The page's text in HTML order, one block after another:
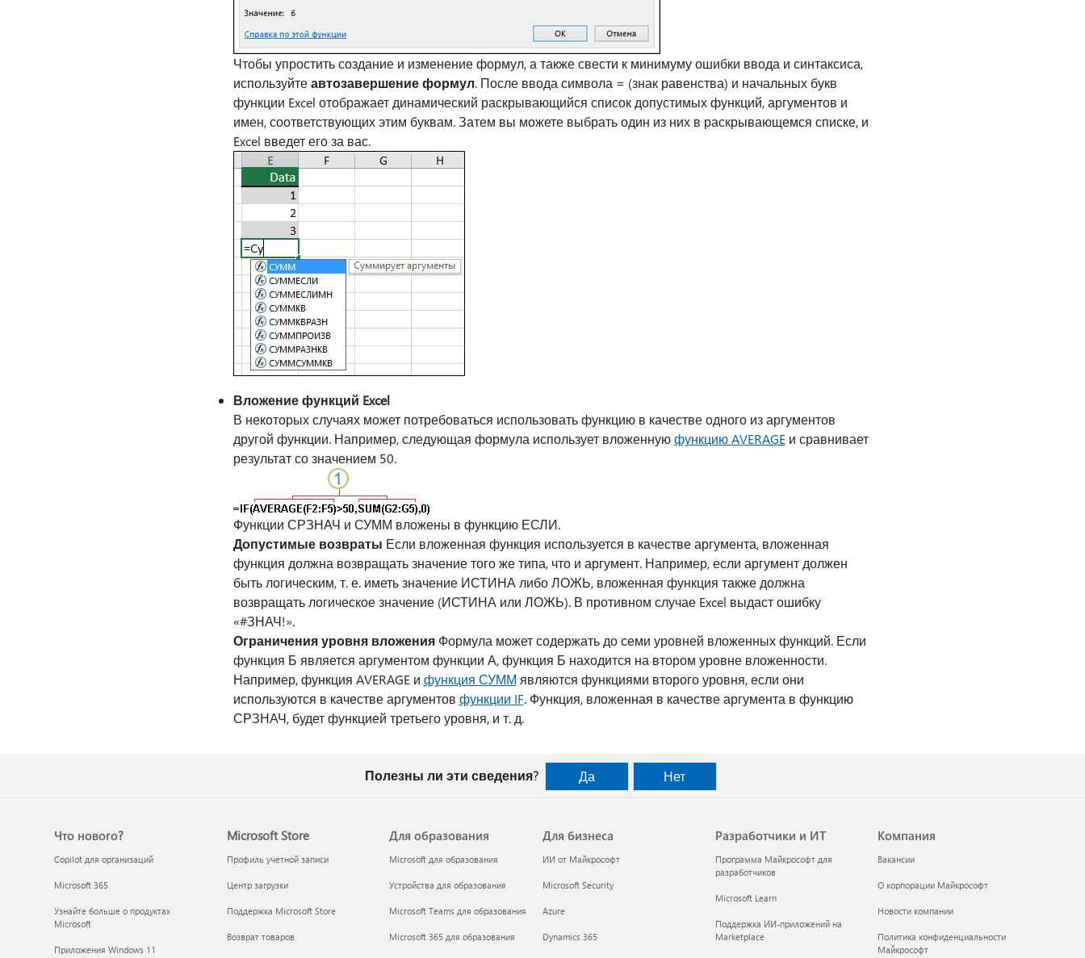
Чтобы упростить создание и изменение формул, а также свести к минимуму ошибки ввода и синтаксиса,
используйтеавтозавершение формул. После ввода символа = (знак равенства) и начальных букв
функции Excel отображает динамический раскрывающийся список допустимых функций, аргументов и
имен, соответствующих этим буквам. Затем вы можете выбрать один из них в раскрывающемся списке, и
Excel введет его за вас.
Вложение функций Excel
В некоторых случаях может потребоваться использовать функцию в качестве одного из аргументов
другой функции. Например, следующая формула использует вложеннуюфункцию AVERAGEи сравнивает
результат со значением 50.
Функции СРЗНАЧ и СУММ вложены в функцию ЕСЛИ.
Допустимые возвраты Если вложенная функция используется в качестве аргумента, вложенная
функция должна возвращать значение того же типа, что и аргумент. Например, если аргумент должен
быть логическим, т. е. иметь значение ИСТИНА либо ЛОЖЬ, вложенная функция также должна
возвращать логическое значение (ИСТИНА или ЛОЖЬ). В противном случае Excel выдаст ошибку
«#ЗНАЧ!».
Ограничения уровня вложенияФормула может содержать до семи уровней вложенных функций. Если
функция Б является аргументом функции А, функция Б находится на втором уровне вложенности.
Например, функция AVERAGE и функция СУММ являются функциями второго уровня, если они
используются в качестве аргументов функции IF. Функция, вложенная в качестве аргумента в функцию
СРЗНАЧ, будет функцией третьего уровня, и т. д.
Полезны ли эти сведения? Да Нет
Что нового?
Copilot для организаций
Microsoft 365
Узнайте больше о продуктах
Microsoft
Приложения Windows 11
Microsoft Store
Профиль учетной записи
Центр загрузки
Поддержка Microsoft Store
Возврат товаров
Для образования
Microsoft для образования
Устройства для образования
Microsoft Teams для образования
Microsoft 365 для образования
Для бизнеса
ИИ от Майкрософт
Microsoft Security
Azure
Dynamics 365
Разработчики и ИТ
Программа Майкрософт для
разработчиков
Microsoft Learn
Поддержка ИИ-приложений на
Marketplace
Компания
Вакансии
О корпорации Майкрософт
Новости компании
Политика конфиденциальности
Майкрософт